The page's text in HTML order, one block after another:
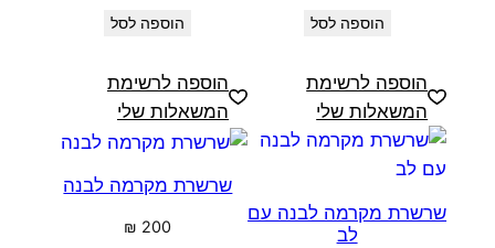
הוספה לסל
הוספה לרשימת
המשאלות שלי
הוספה לסל
הוספה לרשימת
המשאלות שלי
שרשרת מקרמה לבנה עם
לב
שרשרת מקרמה לבנה
₪ 200